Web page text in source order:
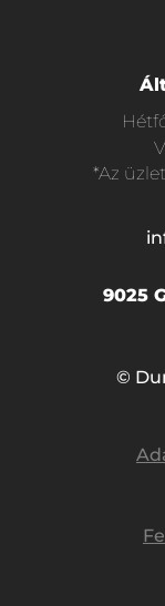
*Az
9025
©